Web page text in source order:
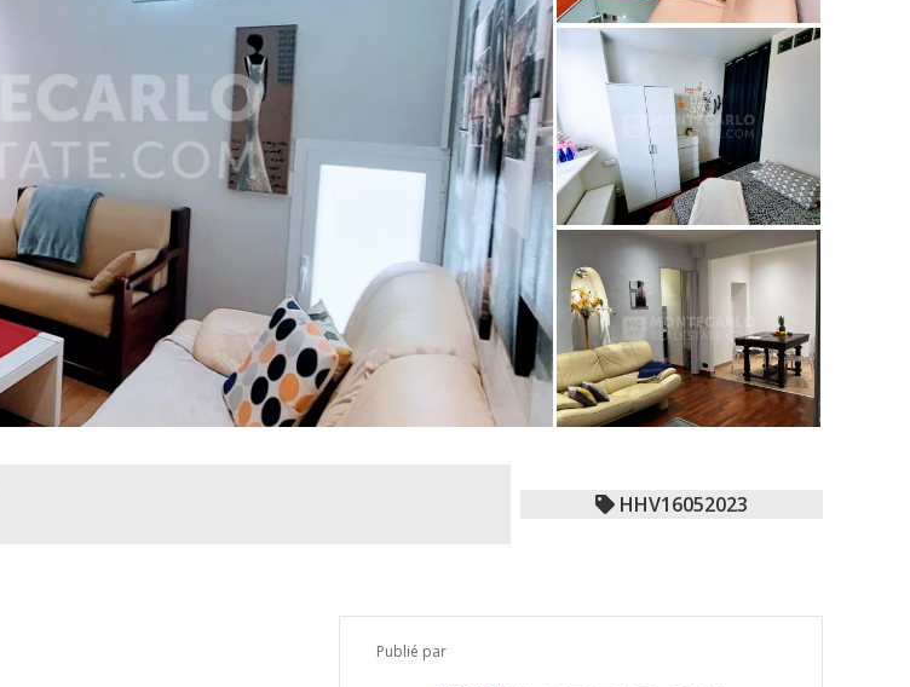
HHV16052023
Publié par